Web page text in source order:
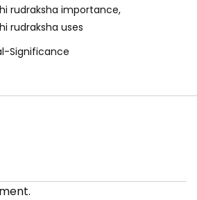
rudraksha importance,
rudraksha uses
Significance